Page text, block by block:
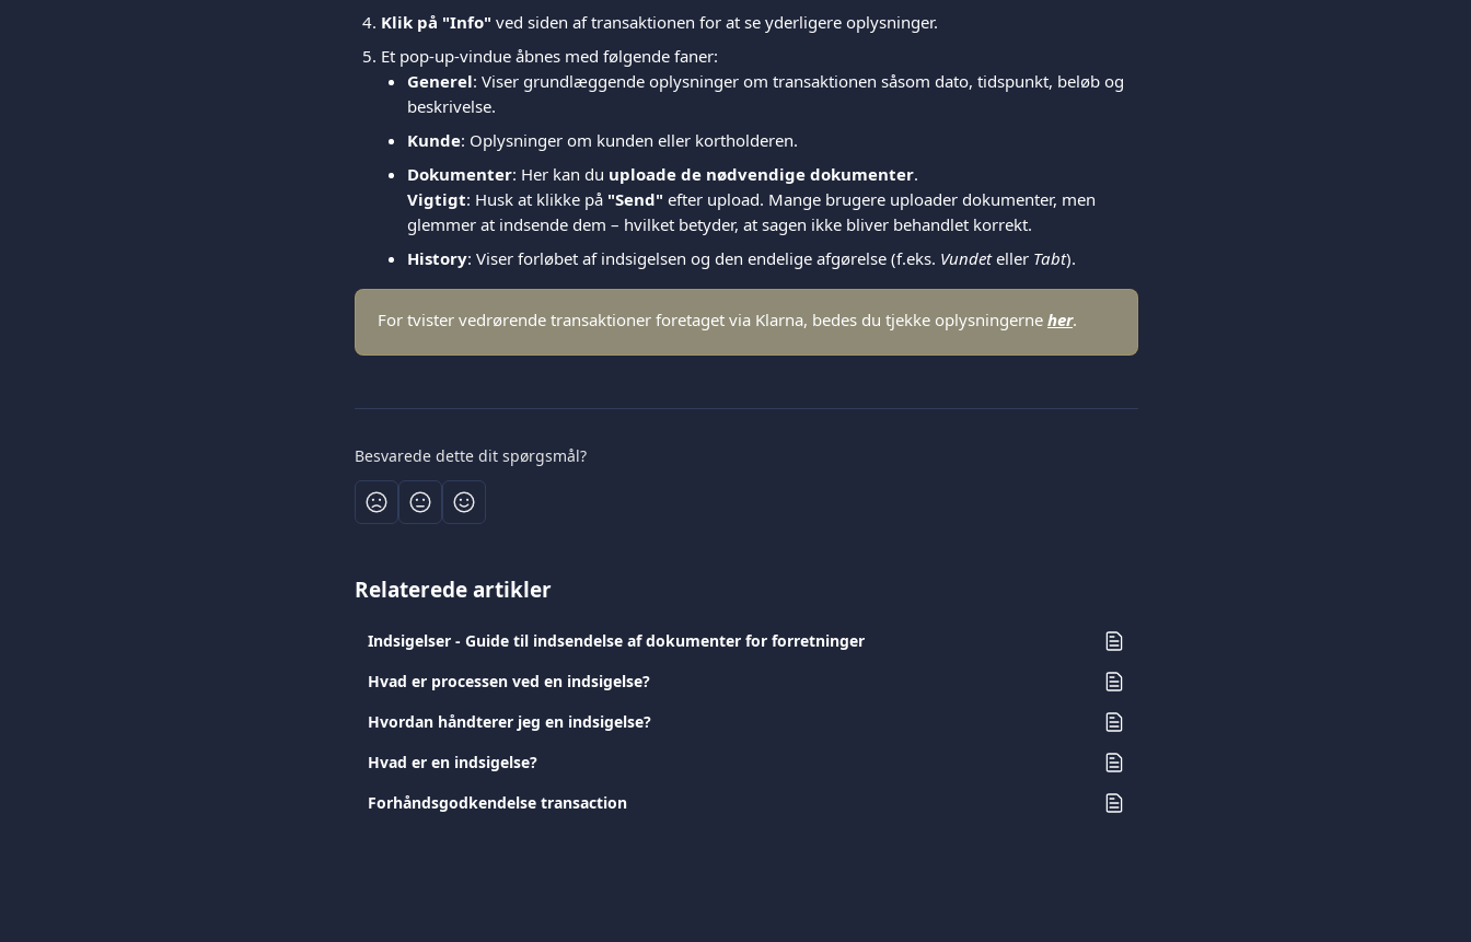
Klik på "Info" ved siden af transaktionen for at se yderligere oplysninger.
Et pop-up-vindue åbnes med følgende faner:
Generel: Viser grundlæggende oplysninger om transaktionen såsom dato, tidspunkt, beløb og
beskrivelse.
Kunde: Oplysninger om kunden eller kortholderen.
Dokumenter: Her kan du uploade de nødvendige dokumenter.
Vigtigt: Husk at klikke på "Send" efter upload. Mange brugere uploader dokumenter, men
glemmer at indsende dem – hvilket betyder, at sagen ikke bliver behandlet korrekt.
History: Viser forløbet af indsigelsen og den endelige afgørelse (f.eks. Vundet eller Tabt).
For tvister vedrørende transaktioner foretaget via Klarna, bedes du tjekke oplysningerne her.
Besvarede dette dit spørgsmål?
Relaterede artikler
Indsigelser - Guide til indsendelse af dokumenter for forretninger
Hvad er processen ved en indsigelse?
Hvordan håndterer jeg en indsigelse?
Hvad er en indsigelse?
Forhåndsgodkendelse transaction